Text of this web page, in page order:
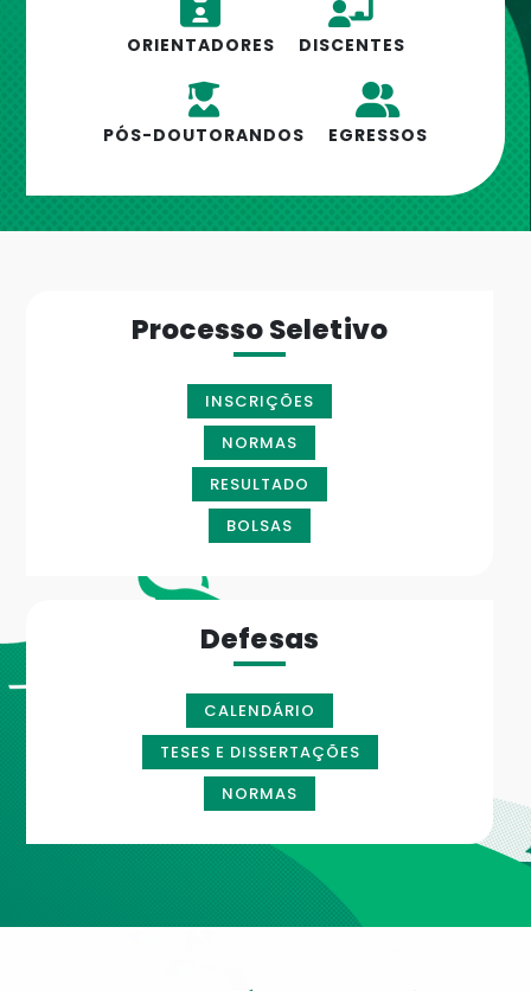
ORIENTADORES DISCENTES
PÓS-DOUTORANDOS EGRESSOS
Processo Seletivo
INSCRIÇÕES
NORMAS
RESULTADO
BOLSAS
Defesas
CALENDÁRIO
TESES E DISSERTAÇÕES
NORMAS